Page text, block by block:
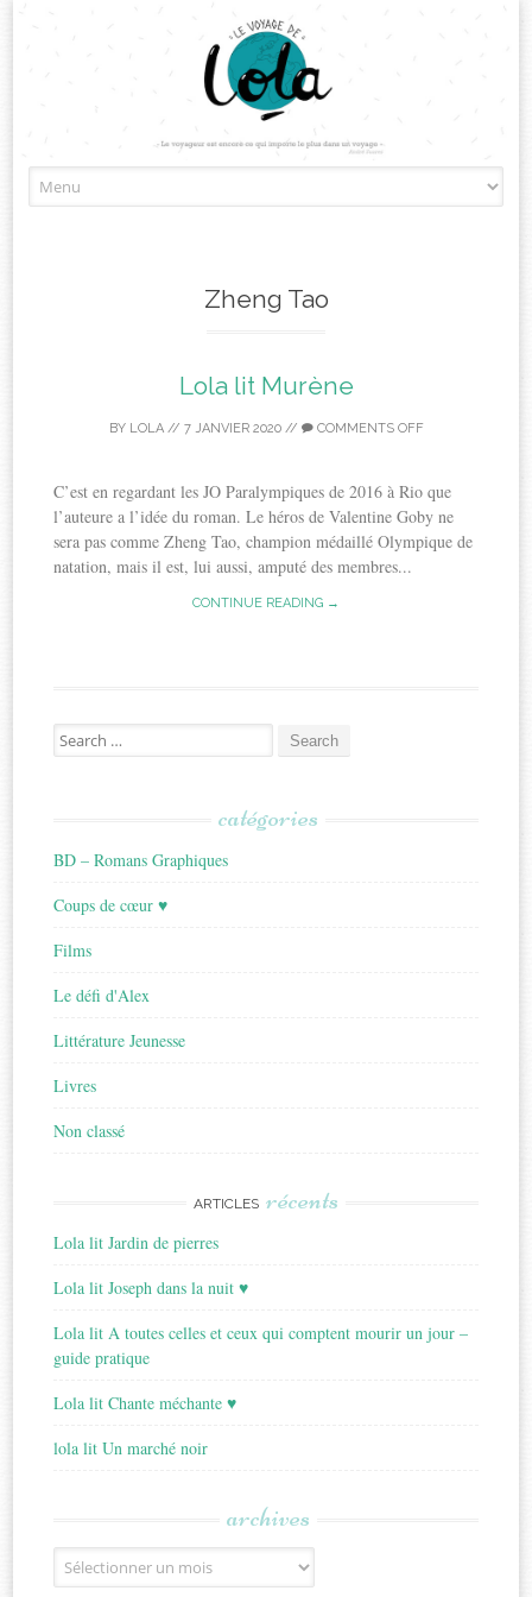
to
Zheng Tao
Lola lit Murène
BY LOLA// 7 JANVIER 2020// COMMENTS OFF
C’est en regardant les JO Paralympiques de 2016 à Rio que
l’auteure a l’idée du roman. Le héros de Valentine Goby ne
sera pas comme Zheng Tao, champion médaillé Olympique de
natation, mais il est, lui aussi, amputé des membres...
CONTINUE READING →
Search
for:
catégories
BD – Romans Graphiques
Coups de cœur ♥
Films
Le défi d'Alex
Littérature Jeunesse
Livres
Non classé
ARTICLES récents
Lola lit Jardin de pierres
Lola lit Joseph dans la nuit ♥
Lola lit A toutes celles et ceux qui comptent mourir un jour –
guide pratique
Lola lit Chante méchante ♥
lola lit Un marché noir
archives
Archives